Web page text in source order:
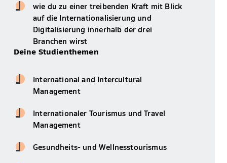
wie du zu einer treibenden Kraft mit Blick
auf die Internationalisierung und
Digitalisierung innerhalb der drei
Branchen wirst
Deine Studienthemen
International and Intercultural
Management
Internationaler Tourismus und Travel
Management
Gesundheits- und Wellnesstourismus